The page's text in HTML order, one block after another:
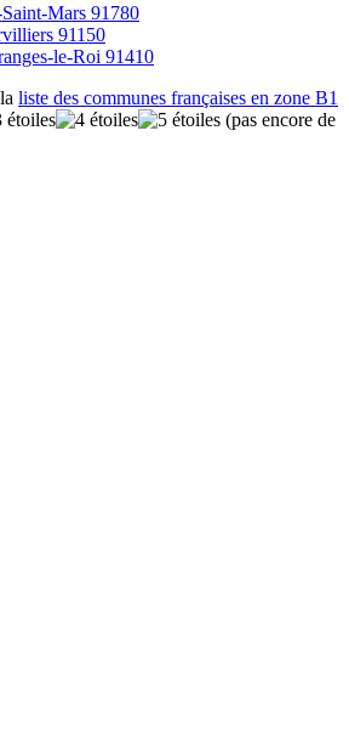
Mars 91780
91150
le-Roi 91410
liste des communes françaises en zone B1
(pas encore de